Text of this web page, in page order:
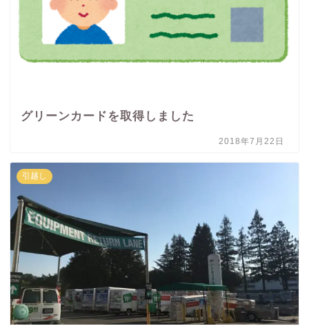
グリーンカードを取得しました
2018年7月22日
引越し